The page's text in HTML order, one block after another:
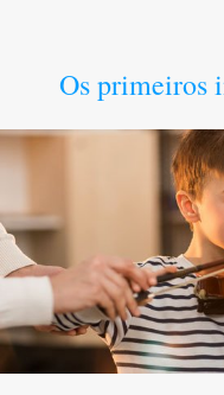
Os primeiros